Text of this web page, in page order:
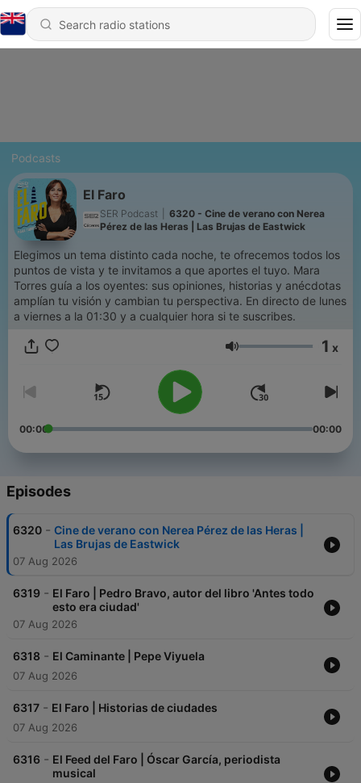
Podcasts
El Faro
SER Podcast
6320 - Cine de verano con Nerea
Pérez de las Heras | Las Brujas de Eastwick
Elegimos un tema distinto cada noche, te ofrecemos todos los
puntos de vista y te invitamos a que aportes el tuyo. Mara
Torres guía a los oyentes: sus opiniones, historias y anécdotas
amplían tu visión y cambian tu perspectiva. En directo de lunes
a viernes a la 01:30 y a cualquier hora si te suscribes.
Volume 1 x
00:00 00:00
Episodes
6320 - Cine de verano con Nerea Pérez de las Heras |
Las Brujas de Eastwick
07 Aug 2026
6319 - El Faro | Pedro Bravo, autor del libro 'Antes todo
esto era ciudad'
07 Aug 2026
6318 - El Caminante | Pepe Viyuela
07 Aug 2026
6317 - El Faro | Historias de ciudades
07 Aug 2026
6316 - El Feed del Faro | Óscar García, periodista
musical